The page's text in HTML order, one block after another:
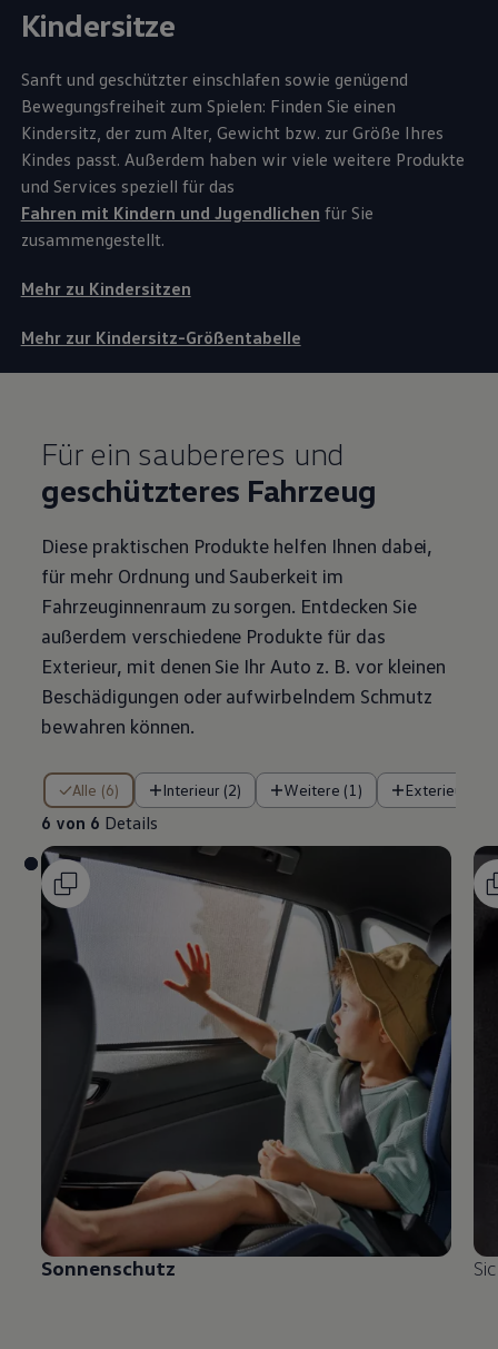
Kindersitze
Sanft und geschützter einschlafen sowie genügend
Bewegungsfreiheit zum Spielen: Finden Sie einen
Kindersitz, der zum Alter, Gewicht bzw. zur Größe Ihres
Kindes passt. Außerdem haben wir viele weitere Produkte
und Services speziell für das
Fahren mit Kindern und Jugendlichen für Sie
zusammengestellt.
Mehr zu Kindersitzen
Mehr zur Kindersitz-Größentabelle
Für ein saubereres und
geschützteres Fahrzeug
Diese praktischen Produkte helfen Ihnen dabei,
für mehr Ordnung und Sauberkeit im
Fahrzeuginnenraum zu sorgen. Entdecken Sie
außerdem verschiedene Produkte für das
Exterieur, mit denen Sie Ihr Auto z. B. vor kleinen
Beschädigungen oder aufwirbelndem Schmutz
bewahren können.
Alle (6) Interieur (2) Weitere (1) Exterieur (2)
6 von 6 Details
6 von 6 Details
Sonnenschutz